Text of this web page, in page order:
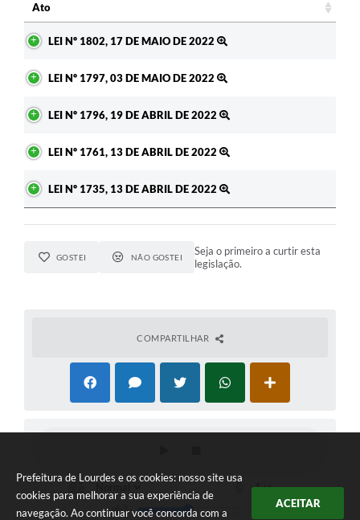
Prefeitura de Lourdes e os cookies: nosso site usa
cookies para melhorar a sua experiência de
navegação. Ao continuar você concorda com a
ACEITAR
Ato
LEI Nº 1802, 17 DE MAIO DE 2022
LEI Nº 1797, 03 DE MAIO DE 2022
LEI Nº 1796, 19 DE ABRIL DE 2022
LEI Nº 1761, 13 DE ABRIL DE 2022
LEI Nº 1735, 13 DE ABRIL DE 2022
GOSTEI NÃO GOSTEI
Seja o primeiro a curtir esta
legislação.
COMPARTILHAR